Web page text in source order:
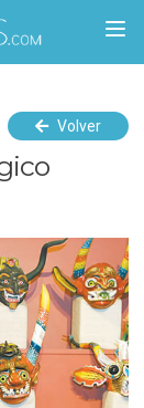
Volver